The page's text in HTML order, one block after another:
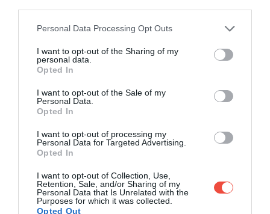
Please note that this website/app uses one or more Google
not limited to your visit or usage behaviour. You may click to
grant or deny consent to Google and its third-party tags to
use your data for below specified purposes in below Google
consent section.
Personal Data Processing Opt Outs
I want to opt-out of the Sharing of my
personal data.
Opted In
I want to opt-out of the Sale of my
Personal Data.
Opted In
I want to opt-out of processing my
Personal Data for Targeted Advertising.
Opted In
I want to opt-out of Collection, Use,
Retention, Sale, and/or Sharing of my
Personal Data that Is Unrelated with the
Purposes for which it was collected.
Opted Out
la rutele de pe aeroportul din Vigo. Bazele de la
Valladolid și Jerez rămân închise întregul sezon. În
– rămân ancore în planurile legate de creșterea
turismului. Efectele trec dincolo de orare. Potrivit
euro în PIB-ul Spaniei, astfel că reculul pe
aeroporturile regionale riscă să lovească nu doar în
locuri de muncă. Ryanair spune călocurile tăiate
vor fi redirecționate către alte piețe europene
„prietenoasă” cu operatorii.